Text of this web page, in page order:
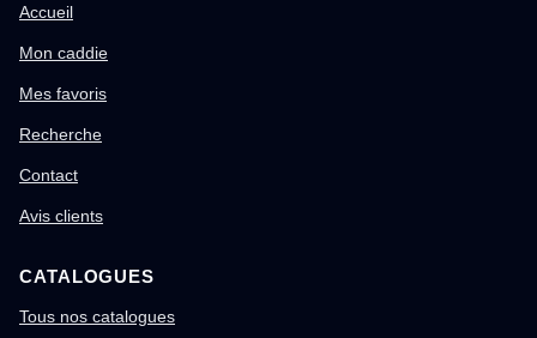
Accueil
Mon caddie
Mes favoris
Recherche
Contact
Avis clients
CATALOGUES
Tous nos catalogues